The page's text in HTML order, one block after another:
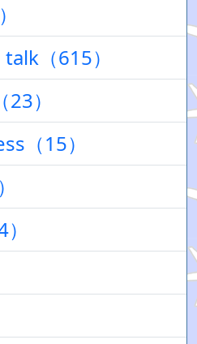
（615）
）
（15）